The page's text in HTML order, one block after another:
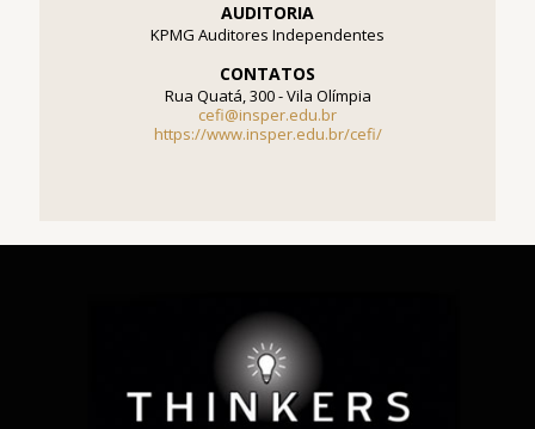
AUDITORIA
KPMG Auditores Independentes
CONTATOS
Rua Quatá, 300 - Vila Olímpia
cefi@insper.edu.br
https://www.insper.edu.br/cefi/